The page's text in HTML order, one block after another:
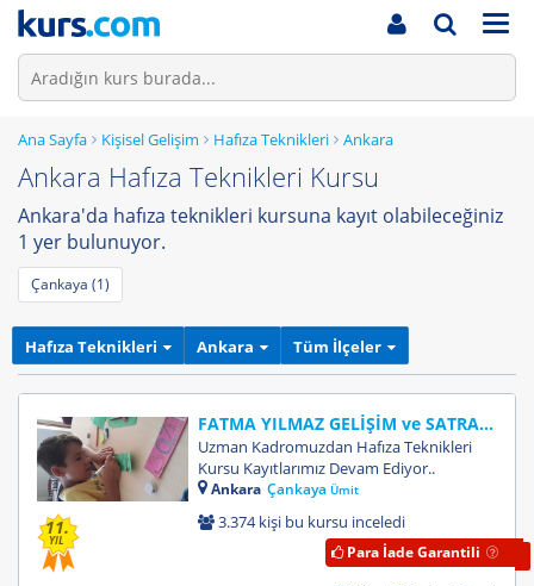
Ana Sayfa Kişisel Gelişim Hafıza Teknikleri Ankara
Ankara Hafıza Teknikleri Kursu
Ankara'da hafıza teknikleri kursuna kayıt olabileceğiniz
1 yer bulunuyor.
Çankaya (1)
Hafıza Teknikleri Ankara Tüm İlçeler
11.
YIL
FATMA YILMAZ GELİŞİM ve SATRANÇ AKADEMİSİ
Uzman Kadromuzdan Hafıza Teknikleri
Kursu Kayıtlarımız Devam Ediyor..
Ankara ÇankayaÜmit
3.374 kişi bu kursu inceledi
Para İade Garantili